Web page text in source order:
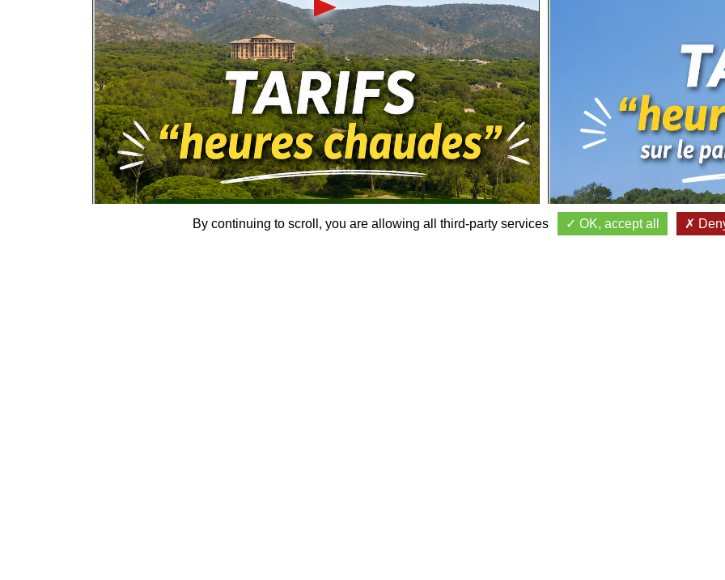
By continuing to scroll, you are allowing all third-party services OK, accept all